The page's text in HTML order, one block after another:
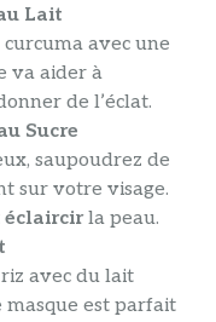
Lait
avec une
va aider à
de l’éclat.
Sucre
saupoudrez de
sur votre visage.
éclaircirla peau.
avec du lait
masque est parfait